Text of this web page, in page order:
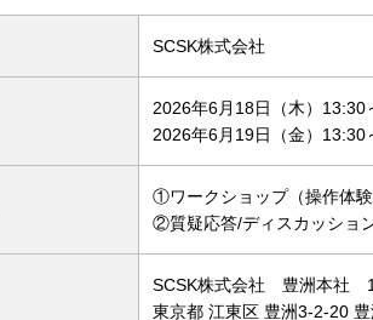
SCSK株式会社
2026年6月18日（木）
2026年6月19日（金）
①ワークショップ（操作体
②質疑応答/ディスカッショ
SCSK株式会社 豊洲本社
東京都 江東区 豊洲3-2-20 豊